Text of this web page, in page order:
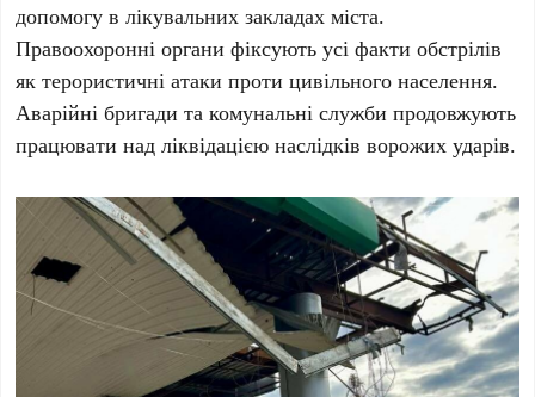
допомогу в лікувальних закладах міста.
Правоохоронні органи фіксують усі факти обстрілів
як терористичні атаки проти цивільного населення.
Аварійні бригади та комунальні служби продовжують
працювати над ліквідацією наслідків ворожих ударів.